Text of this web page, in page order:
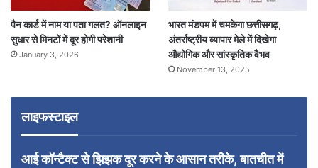
पैन कार्ड में नाम या पता गलत? ऑनलाइन
सुधार से मिनटों में दूर होगी परेशानी
January 3, 2026
भारत मंडपम में चमकेगा छत्तीसगढ़,
अंतर्राष्ट्रीय व्यापार मेले में दिखेगा
औद्योगिक और सांस्कृतिक वैभव
November 13, 2025
लाइफस्टाइल
आई कॉन्टैक्ट से झिझक दूर करने के आसान तरीके, बातचीत में